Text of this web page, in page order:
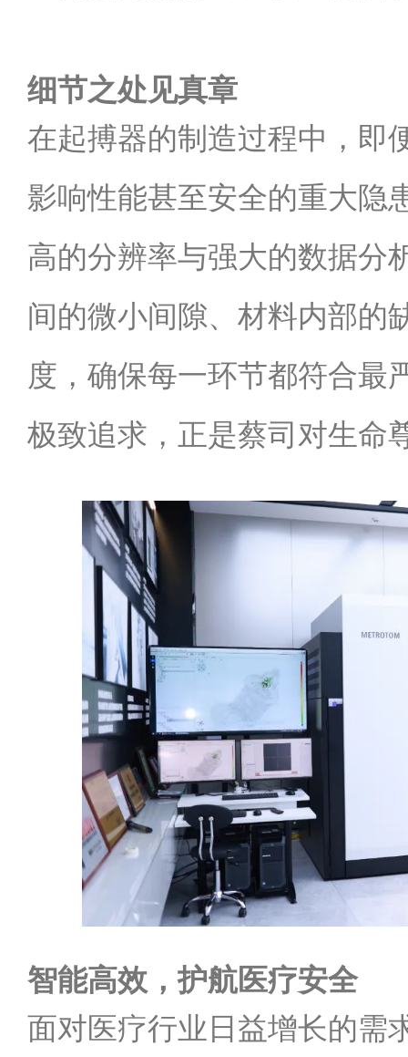
细节之处见真章
在起搏器的制造过程中，即
影响性能甚至安全的重大隐
高的分辨率与强大的数据分
间的微小间隙、材料内部的
度，确保每一环节都符合最
极致追求，正是蔡司对生命
智能高效，护航医疗安全
面对医疗行业日益增长的需